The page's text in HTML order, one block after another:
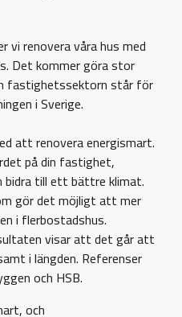
vi renovera våra hus med
Det kommer göra stor
fastighetssektorn står för
i Sverige.
att renovera energismart.
på din fastighet,
till ett bättre klimat.
gör det möjligt att mer
i flerbostadshus.
visar att det går att
i längden. Referenser
och HSB.
och